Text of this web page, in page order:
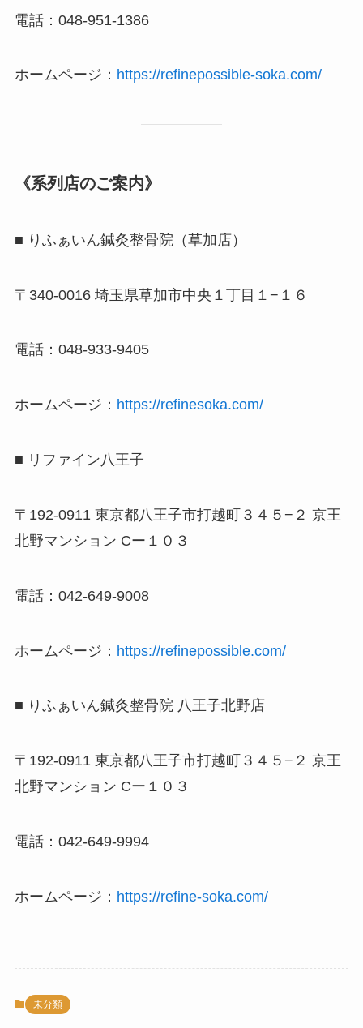
電話：048-951-1386
ホームページ： https://refinepossible-soka.com/
《系列店のご案内》
■ りふぁいん鍼灸整骨院（草加店）
〒340-0016 埼玉県草加市中央１丁目１−１６
電話：048-933-9405
ホームページ： https://refinesoka.com/
■ リファイン八王子
〒192-0911 東京都八王子市打越町３４５−２ 京王
北野マンション Cー１０３
電話：042-649-9008
ホームページ： https://refinepossible.com/
■ りふぁいん鍼灸整骨院 八王子北野店
〒192-0911 東京都八王子市打越町３４５−２ 京王
北野マンション Cー１０３
電話：042-649-9994
ホームページ： https://refine-soka.com/
未分類